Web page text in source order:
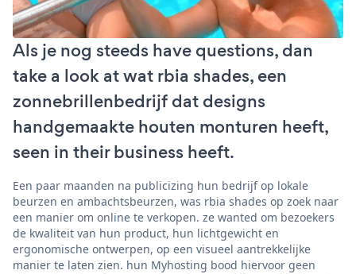
Als je nog steeds have questions, dan
take a look at wat rbia shades, een
zonnebrillenbedrijf dat designs
handgemaakte houten monturen heeft,
seen in their business heeft.
Een paar maanden na publicizing hun bedrijf op lokale
beurzen en ambachtsbeurzen, was rbia shades op zoek naar
een manier om online te verkopen. ze wanted om bezoekers
de kwaliteit van hun product, hun lichtgewicht en
ergonomische ontwerpen, op een visueel aantrekkelijke
manier te laten zien. hun Myhosting bood hiervoor geen